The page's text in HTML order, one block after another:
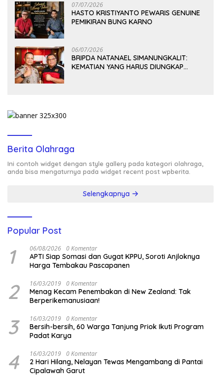
07/07/2026
HASTO KRISTIYANTO PEWARIS GENUINE
PEMIKIRAN BUNG KARNO
06/07/2026
BRIPDA NATANAEL SIMANUNGKALIT:
KEMATIAN YANG HARUS DIUNGKAP
Berita Olahraga
Ini contoh widget dengan style gallery pada kategori olahraga,
anda bisa mengaturnya pada widget recent post wpberita.
Selengkapnya
Popular Post
1 06/08/2026 0 Komentar
APTI Siap Somasi dan Gugat KPPU, Soroti Anjloknya
Harga Tembakau Pascapanen
2 16/03/2019 0 Komentar
Menag Kecam Penembakan di New Zealand: Tak
Berperikemanusiaan!
3 16/03/2019 0 Komentar
Bersih-bersih, 60 Warga Tanjung Priok Ikuti Program
Padat Karya
4 16/03/2019 0 Komentar
2 Hari Hilang, Nelayan Tewas Mengambang di Pantai
Cipalawah Garut